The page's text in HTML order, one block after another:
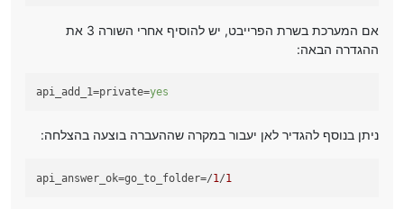
אם המערכת בשרת הפרייבט, יש להוסיף אחרי השורה 3 את
ההגדרה הבאה:
api_add_1=private=yes
ניתן בנוסף להגדיר לאן יעבור במקרה שההעברה בוצעה בהצלחה:
api_answer_ok=go_to_folder=/1 /1